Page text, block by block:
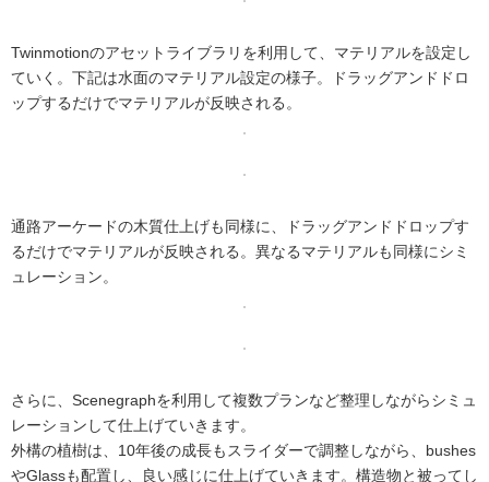
Twinmotionのアセットライブラリを利用して、マテリアルを設定し
ていく。下記は水面のマテリアル設定の様子。ドラッグアンドドロ
ップするだけでマテリアルが反映される。
通路アーケードの木質仕上げも同様に、ドラッグアンドドロップす
るだけでマテリアルが反映される。異なるマテリアルも同様にシミ
ュレーション。
さらに、Scenegraphを利用して複数プランなど整理しながらシミュ
レーションして仕上げていきます。
外構の植樹は、10年後の成長もスライダーで調整しながら、bushes
やGlassも配置し、良い感じに仕上げていきます。構造物と被ってし